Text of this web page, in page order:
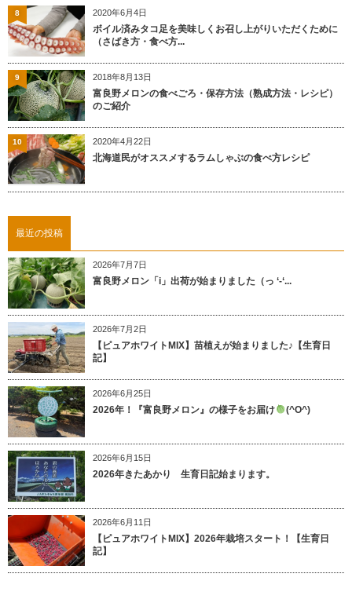
2020年6月4日
ボイル済みタコ足を美味しくお召し上がりいただくために
（さばき方・食べ方...
8
2018年8月13日
富良野メロンの食べごろ・保存方法（熟成方法・レシピ）
のご紹介
9
2020年4月22日
北海道民がオススメするラムしゃぶの食べ方レシピ
10
最近の投稿
2026年7月7日
富良野メロン「i」出荷が始まりました（っ ‘-‘...
2026年7月2日
【ピュアホワイトMIX】苗植えが始まりました♪【生育日
記】
2026年6月25日
2026年！『富良野メロン』の様子をお届け (^O^)
2026年6月15日
2026年きたあかり 生育日記始まります。
2026年6月11日
【ピュアホワイトMIX】2026年栽培スタート！【生育日
記】